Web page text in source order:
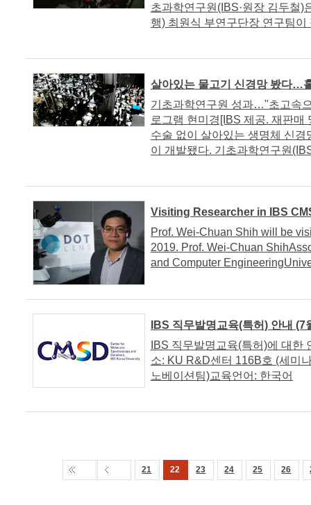
초과학연구원(IBS·원장 김두철
행) 최원식 부연구단장 연구팀이
살아있는 물고기 신경망 봤다…
기초과학연구원 성과…"초고속
로그램 현미경[IBS 제공. 재판
수술 없이 살아있는 생명체 신
이 개발됐다. 기초과학연구원
Visiting Researcher in IBS
Prof. Wei-Chuan Shih will be
2019. Prof. Wei-Chuan
and Computer
IBS 직무발명교육(특허) 안내 (7
IBS 직무발명교육(특허)에 대한
소: KU R&D센터 116B호 (세미
노베이션팀)교육언어: 한국어
21 22 23 24 25 26